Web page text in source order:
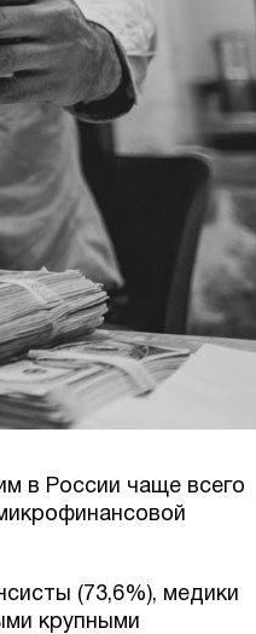
в России чаще всего
(73,6%), медики
крупными